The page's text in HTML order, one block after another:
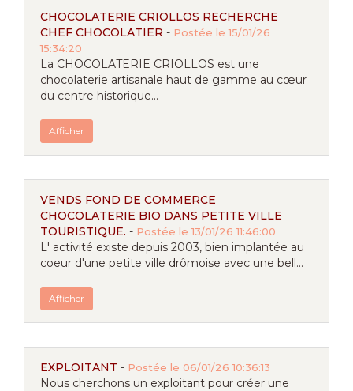
CHOCOLATERIE CRIOLLOS RECHERCHE
CHEF CHOCOLATIER - Postée le 15/01/26
15:34:20
La CHOCOLATERIE CRIOLLOS est une
chocolaterie artisanale haut de gamme au cœur
du centre historique...
Afficher
VENDS FOND DE COMMERCE
CHOCOLATERIE BIO DANS PETITE VILLE
TOURISTIQUE. - Postée le 13/01/26 11:46:00
L' activité existe depuis 2003, bien implantée au
coeur d'une petite ville drômoise avec une bell...
Afficher
EXPLOITANT - Postée le 06/01/26 10:36:13
Nous cherchons un exploitant pour créer une